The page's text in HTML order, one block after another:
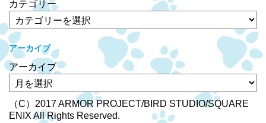
カテゴリー
アーカイブ
アーカイブ
（C）2017 ARMOR PROJECT/BIRD STUDIO/SQUARE
ENIX All Rights Reserved.